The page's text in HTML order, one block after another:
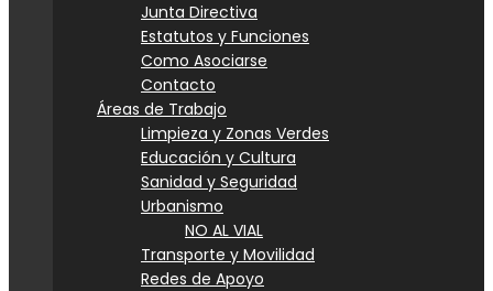
Junta Directiva
Estatutos y Funciones
Como Asociarse
Contacto
Áreas de Trabajo
Limpieza y Zonas Verdes
Educación y Cultura
Sanidad y Seguridad
Urbanismo
NO AL VIAL
Transporte y Movilidad
Redes de Apoyo